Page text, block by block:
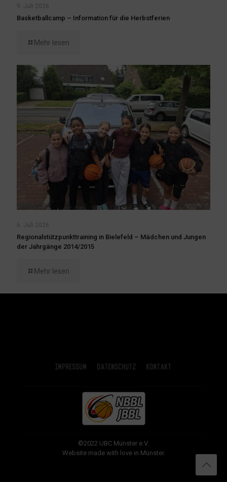
9. Juli 2026
Basketballcamp – Information für die Herbstferien
Mehr lesen
6. Juli 2026
Regionalstützpunkttraining in Bielefeld – Mädchen und Jungen
der Jahrgänge 2014/2015
Mehr lesen
Impressum Datenschutz Kontakt
©2022 UBC Münster e.V.
Website made with love in Münster.